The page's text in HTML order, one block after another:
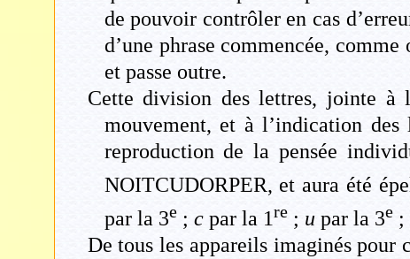
de pouvoir contrôler en cas
d’une phrase commencée,
et passe outre.
Cette division des lettres, jointe à
mouvement, et à l’indication
reproduction de la pensée
NOITCUDORPER, et aura été
par la 3e; cpar la 1re; u par la 3e;
De tous les appareils imaginés pour